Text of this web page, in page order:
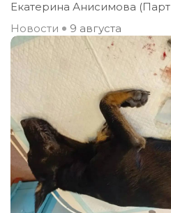
Екатерина Анисимова
Новости
9 августа